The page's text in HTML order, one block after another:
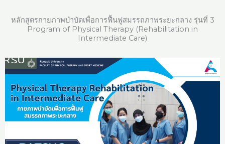
content
หลักสูตรกายภาพบำบัดเพื่อการฟื้นฟูสมรรถภาพระยะกลาง รุ่นที่ 3
Program of Physical Therapy (Rehabilitation in
Intermediate Care)